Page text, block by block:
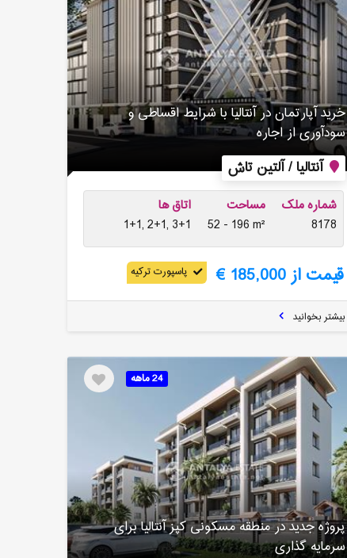
آنتالیا / آلتین تاش
خرید آپارتمان در آنتالیا با شرایط اقساطی و
سودآوری از اجاره
شماره ملک
8178
مساحت
52 - 196 m²
اتاق ها
1+1, 2+1, 3+1
قیمت از 185,000 € پاسپورت ترکیه
بیشتر بخوانید
24 ماهه
پروژه جدید در منطقه مسکونی کپز آنتالیا برای
سرمایه گذاری